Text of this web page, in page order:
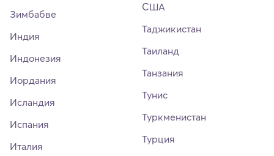
Зимбабве
Индия
Индонезия
Иордания
Исландия
Испания
Италия
США
Таджикистан
Таиланд
Танзания
Тунис
Туркменистан
Турция